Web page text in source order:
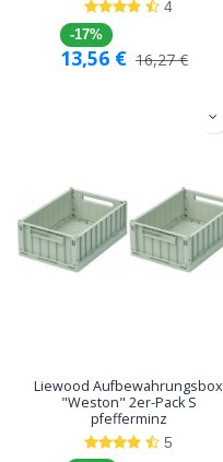
4
-17%
13,56 € 16,27€
Liewood Aufbewahrungsbox
"Weston" 2er-Pack S
pfefferminz
5